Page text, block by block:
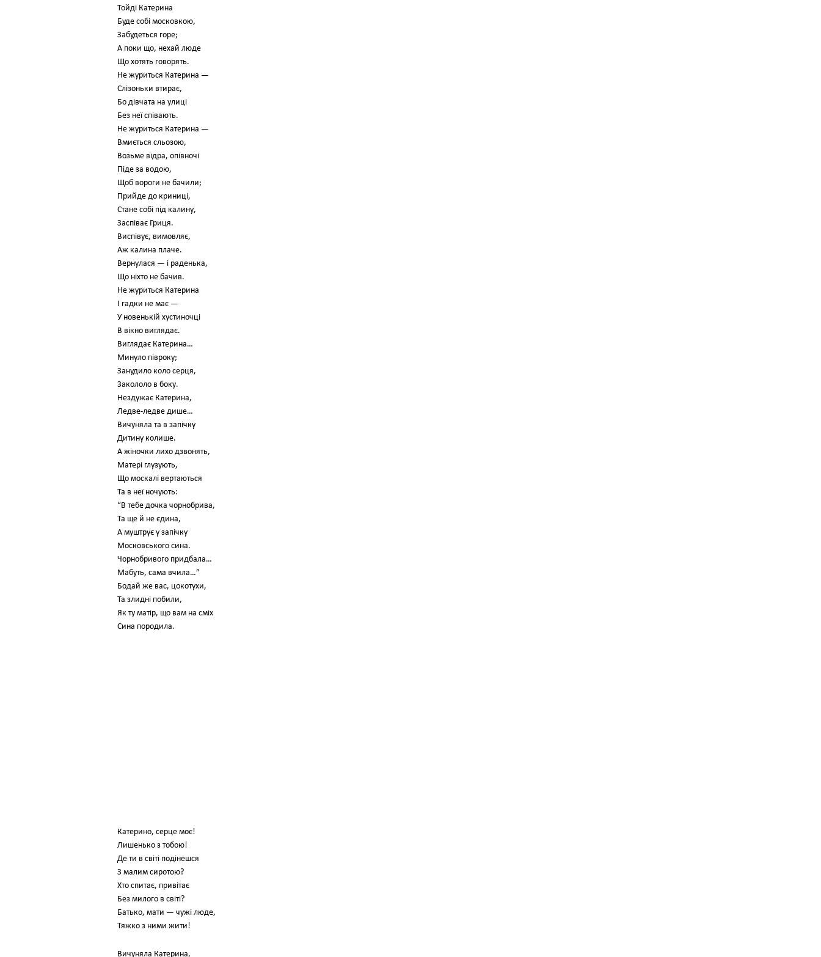
Тойді Катерина
Буде собі московкою,
Забудеться горе;
А поки що, нехай люде
Що хотять говорять.
Не журиться Катерина —
Слізоньки втирає,
Бо дівчата на улиці
Без неї співають.
Не журиться Катерина —
Вмиється сльозою,
Возьме відра, опівночі
Піде за водою,
Щоб вороги не бачили;
Прийде до криниці,
Стане собі під калину,
Заспіває Гриця.
Виспівує, вимовляє,
Аж калина плаче.
Вернулася — і раденька,
Що ніхто не бачив.
Не журиться Катерина
І гадки не має —
У новенькій хустиночці
В вікно виглядає.
Виглядає Катерина…
Минуло півроку;
Занудило коло серця,
Закололо в боку.
Нездужає Катерина,
Ледве-ледве дише…
Вичуняла та в запічку
Дитину колише.
А жіночки лихо дзвонять,
Матері глузують,
Що москалі вертаються
Та в неї ночують:
“В тебе дочка чорнобрива,
Та ще й не єдина,
А муштрує у запічку
Московського сина.
Чорнобривого придбала…
Мабуть, сама вчила…”
Бодай же вас, цокотухи,
Та злидні побили,
Як ту матір, що вам на сміх
Сина породила.
Катерино, серце моє!
Лишенько з тобою!
Де ти в світі подінешся
З малим сиротою?
Хто спитає, привітає
Без милого в світі?
Батько, мати — чужі люде,
Тяжко з ними жити!
Вичуняла Катерина,